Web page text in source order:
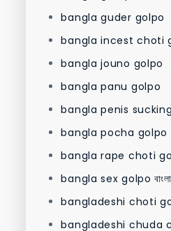
bangla guder golpo
bangla incest choti
bangla jouno golpo
bangla panu golpo
bangla penis sucking
bangla pocha golpo
bangla rape choti
bangla sex golpo বাংলা
bangladeshi choti
bangladeshi chuda